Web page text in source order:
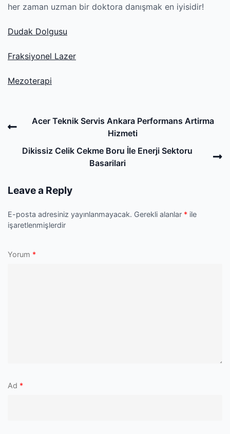
her zaman uzman bir doktora danışmak en iyisidir!
Dudak Dolgusu
Fraksiyonel Lazer
Mezoterapi
PreviousAcer Teknik Servis Ankara Performans Artirma
Hizmeti
Dikissiz Celik Cekme Boru İle Enerji Sektoru
Basarilari
Leave a Reply
E-posta adresiniz yayınlanmayacak. Gerekli alanlar * ile
işaretlenmişlerdir
Yorum *
Ad *